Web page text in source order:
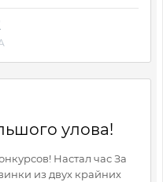
улова!
Настал час За
из двух крайних